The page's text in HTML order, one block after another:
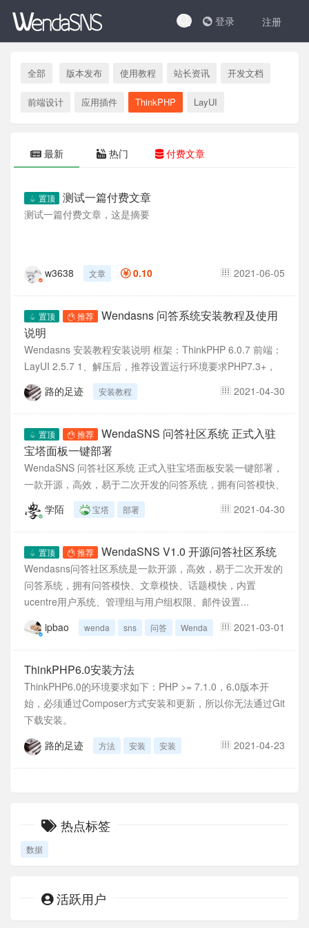
登录 注册
全部 版本发布 使用教程 站长资讯 开发文档
前端设计 应用插件 ThinkPHP LayUI
最新 热门 付费文章
置顶 测试一篇付费文章
测试一篇付费文章，这是摘要
w3638 文章 2021-06-05
0.10
置顶 推荐
Wendasns 问答系统安装教程及使用
说明
Wendasns 安装教程安装说明 框架：ThinkPHP 6.0.7 前端：
LayUI 2.5.7 1、解压后，推荐设置运行环境要求PHP7.3+，
运行目录为...
路的足迹 安装教程 2021-04-30
置顶 推荐
WendaSNS 问答社区系统 正式入驻
宝塔面板一键部署
WendaSNS 问答社区系统 正式入驻宝塔面板安装一键部署，
一款开源，高效，易于二次开发的问答系统，拥有问答模快、
文章模快、话题模快，内置ucentre用户系...
学陌 宝塔 部署 2021-04-30
置顶 推荐 WendaSNS V1.0 开源问答社区系统
Wendasns问答社区系统是一款开源，高效，易于二次开发的
问答系统，拥有问答模快、文章模快、话题模快，内置
ucentre用户系统、管理组与用户组权限、邮件设置...
ipbao
wenda sns 问答 Wenda 2021-03-01
ThinkPHP6.0安装方法
ThinkPHP6.0的环境要求如下：PHP >= 7.1.0，6.0版本开
始，必须通过Composer方式安装和更新，所以你无法通过Git
下载安装。
路的足迹
方法 安装 安装 2021-04-23
热点标签
数据
活跃用户